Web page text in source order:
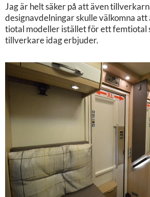
Jag är helt säker på att även
designavdelningar skulle välkomna
tiotal modeller istället för ett femtiotal
tillverkare idag erbjuder.